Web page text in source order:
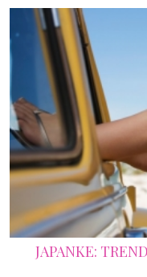
JAPANKE: